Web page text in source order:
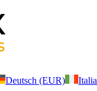
Deutsch (EUR)